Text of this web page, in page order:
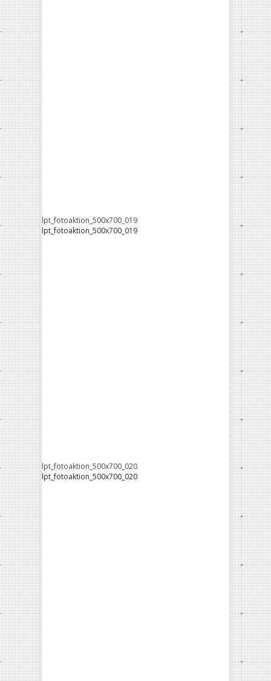
lpt_fotoaktion_500x700_019
lpt_fotoaktion_500x700_019
lpt_fotoaktion_500x700_020
lpt_fotoaktion_500x700_020